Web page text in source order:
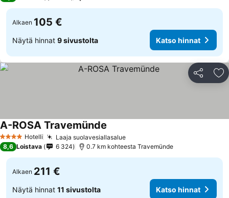
Alkaen 105 €
Näytä hinnat 9 sivustolta Katso hinnat
Jaa
4 Tähtiluokitus
Hotelli Laaja suolavesiallasalue
A-ROSA Travemünde
8,6 Loistava 6 324 0.7 km kohteesta Travemünde
Alkaen 211 €
Näytä hinnat 11 sivustolta Katso hinnat